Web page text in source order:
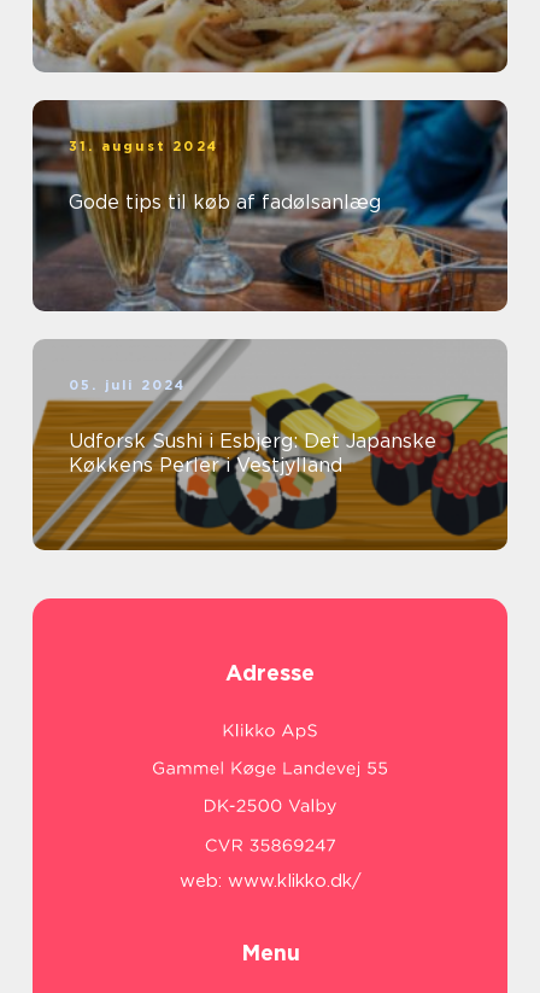
31. august 2024
Gode tips til køb af fadølsanlæg
05. juli 2024
Udforsk Sushi i Esbjerg: Det Japanske
Køkkens Perler i Vestjylland
Adresse
web: www.klikko.dk/
Menu